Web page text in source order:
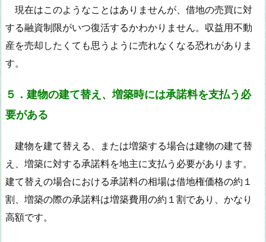
現在はこのようなことはありませんが、借地の売買に対
する融資制限がいつ復活するかわかりません。収益用不動
産を売却したくても思うように売れなくなる恐れがありま
す。
５．建物の建て替え、増築時には承諾料を支払う必
要がある
建物を建て替える、または増築する場合は建物の建て替
え、増築に対する承諾料を地主に支払う必要があります。
建て替えの場合における承諾料の相場は借地権価格の約１
割、増築の際の承諾料は増築費用の約１割であり、かなり
高額です。